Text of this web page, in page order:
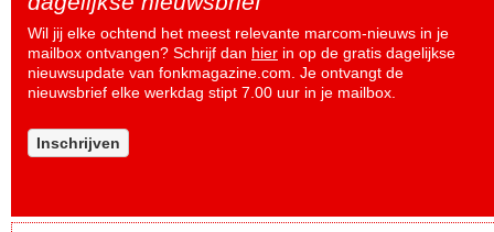
Wil jij elke ochtend het meest relevante marcom-nieuws in je
mailbox ontvangen? Schrijf dan hier in op de gratis dagelijkse
nieuwsupdate van fonkmagazine.com. Je ontvangt de
nieuwsbrief elke werkdag stipt 7.00 uur in je mailbox.
Inschrijven